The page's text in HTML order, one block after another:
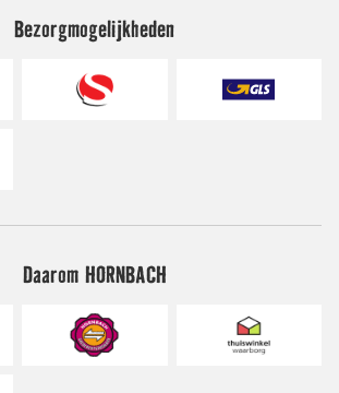
Bezorgmogelijkheden
Daarom HORNBACH